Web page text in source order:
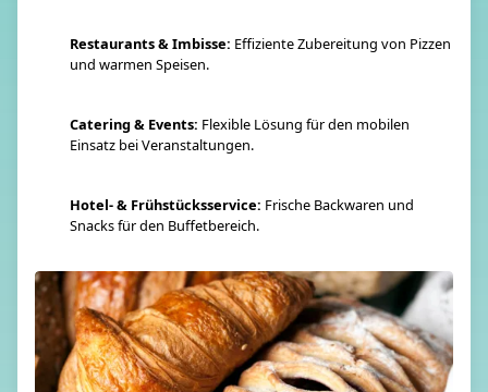
Restaurants & Imbisse: Effiziente Zubereitung von Pizzen
und warmen Speisen.
Catering & Events: Flexible Lösung für den mobilen
Einsatz bei Veranstaltungen.
Hotel- & Frühstücksservice: Frische Backwaren und
Snacks für den Buffetbereich.